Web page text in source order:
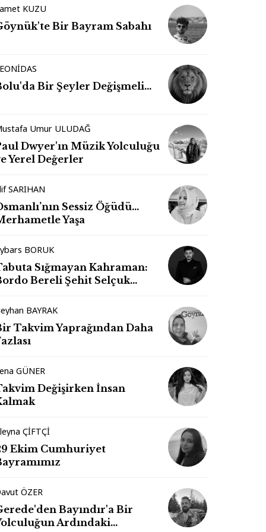
KUZU
Bir Bayram Sabahı
Bir Şeyler Değişmeli…
Umur ULUDAĞ
Dwyer'ın Müzik Yolculuğu
Yerel Değerler
SARIHAN
Sessiz Öğüdü…
Yaşa
BORUK
Sığmayan Kahraman:
Bereli Şehit Selçuk
BAYRAK
Takvim Yaprağından Daha
GÜNER
Değişirken İnsan
ÇİFTÇİ
Ekim Cumhuriyet
ÖZER
Bayındır'a Bir
Ardındaki